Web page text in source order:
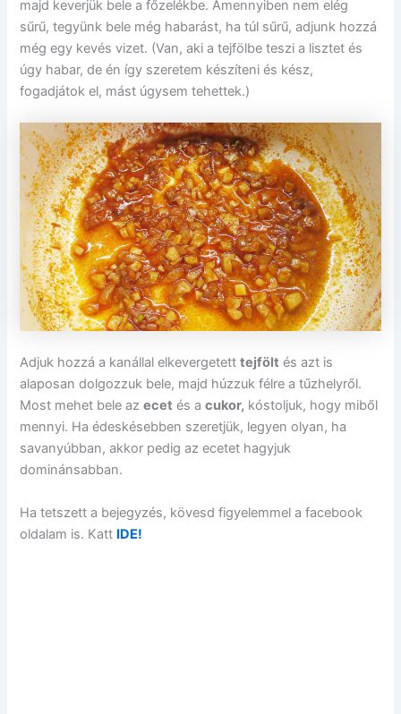
majd keverjük bele a főzelékbe. Amennyiben nem elég
sűrű, tegyünk bele még habarást, ha túl sűrű, adjunk hozzá
még egy kevés vizet. (Van, aki a tejfölbe teszi a lisztet és
úgy habar, de én így szeretem készíteni és kész,
fogadjátok el, mást úgysem tehettek.)
Adjuk hozzá a kanállal elkevergetetttejfölt és azt is
alaposan dolgozzuk bele, majd húzzuk félre a tűzhelyről.
Most mehet bele azecet és acukor, kóstoljuk, hogy miből
mennyi. Ha édeskésebben szeretjük, legyen olyan, ha
savanyúbban, akkor pedig az ecetet hagyjuk
dominánsabban.
Ha tetszett a bejegyzés, kövesd figyelemmel a facebook
oldalam is. Katt IDE!